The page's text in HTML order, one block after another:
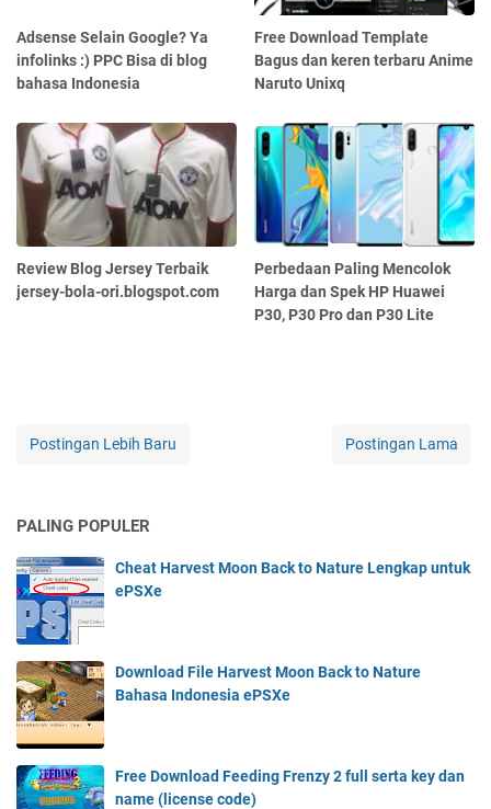
Adsense Selain Google? Ya
infolinks :) PPC Bisa di blog
bahasa Indonesia
Free Download Template
Bagus dan keren terbaru Anime
Naruto Unixq
Review Blog Jersey Terbaik
jersey-bola-ori.blogspot.com
Perbedaan Paling Mencolok
Harga dan Spek HP Huawei
P30, P30 Pro dan P30 Lite
Postingan Lebih Baru Postingan Lama
PALING POPULER
Cheat Harvest Moon Back to Nature Lengkap untuk
ePSXe
Download File Harvest Moon Back to Nature
Bahasa Indonesia ePSXe
Free Download Feeding Frenzy 2 full serta key dan
name (license code)